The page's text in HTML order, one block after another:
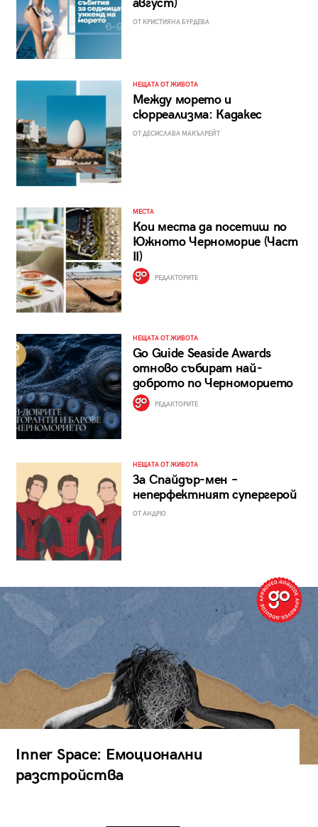
август)
ОТ КРИСТИЯНА БУРДЕВА
НЕЩАТА ОТ ЖИВОТА
Между морето и
сюрреализма: Кадакес
ОТ ДЕСИСЛАВА МАКЪЛРЕЙТ
МЕСТА
Кои места да посетиш по
Южното Черноморие (Част
II)
РЕДАКТОРИТЕ
НЕЩАТА ОТ ЖИВОТА
Go Guide Seaside Awards
отново събират най-
доброто по Черноморието
РЕДАКТОРИТЕ
НЕЩАТА ОТ ЖИВОТА
За Спайдър-мен –
неперфектният супергерой
ОТ АНДРЮ
Inner Space: Емоционални
разстройства